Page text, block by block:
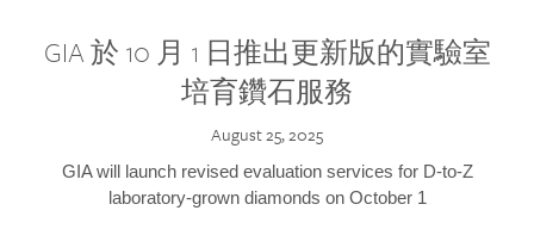
GIA 於 10 月 1 日推出更新版的實驗室
培育鑽石服務
August 25, 2025
GIA will launch revised evaluation services for D-to-Z
laboratory-grown diamonds on October 1